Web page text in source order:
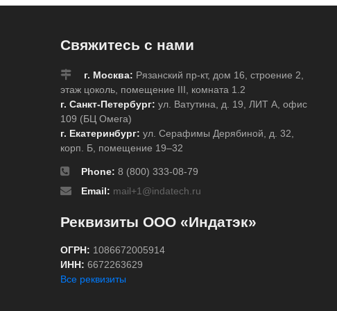
Свяжитесь с нами
г. Москва: Рязанский пр-кт, дом 16, строение 2,
этаж цоколь, помещение III, комната 1.2
г. Санкт-Петербург: ул. Ватутина, д. 19, ЛИТ А, офис
109 (БЦ Омега)
г. Екатеринбург: ул. Серафимы Дерябиной, д. 32,
корп. Б, помещение 19–32
Phone: 8 (800) 333-08-79
Email: mail+1@indatech.ru
Реквизиты ООО «Индатэк»
ОГРН: 1086672005914
ИНН: 6672263629
Все реквизиты